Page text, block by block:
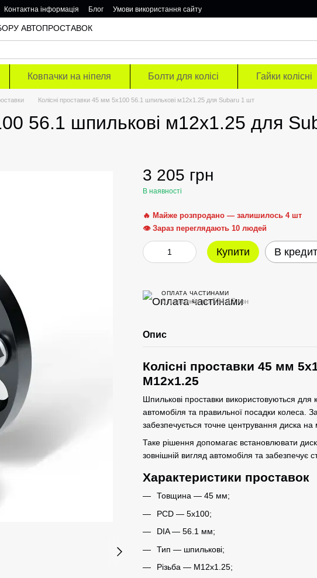
Контактна інформація Блог
Умови використання сайту
АВТОПРОСТАВОК
Ковпачки на ніпеля Болти для колісі Гайки колісні
Колісні проставки 45 мм 5х100 56.1 шпилькові м12х1.25 для Subaru 1 шт
56.1 шпилькові м12х1.25 для
3 205 грн
В наявності
🔥 Майже розпродано — залишилось 4 шт
👁 Зараз переглядають 10 людей
Купити В кредит
ОПЛАТА ЧАСТИНАМИ
6 платежів по 534.17 грн
Опис
Колісні проставки 45 мм
M12x1.25
Шпилькові проставки використовуються для
автомобіля та правильної посадки колеса.
забезпечується точне центрування диска на
Таке рішення допомагає встановлювати
зовнішній вигляд автомобіля та забезпечує
Характеристики проставок
Товщина — 45 мм;
PCD — 5x100;
DIA — 56.1 мм;
Тип — шпилькові;
Різьба — M12x1.25;